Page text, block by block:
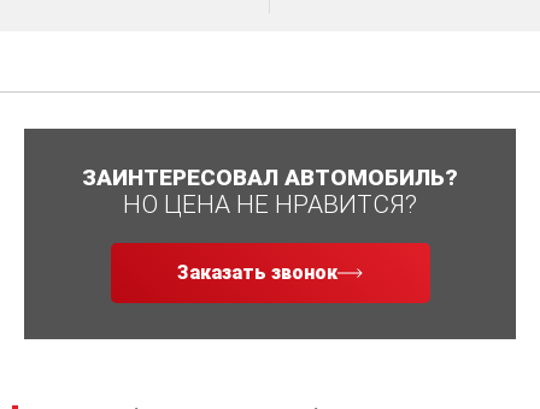
ЗАИНТЕРЕСОВАЛ АВТОМОБИЛЬ?
НО ЦЕНА НЕ НРАВИТСЯ?
Заказать звонок